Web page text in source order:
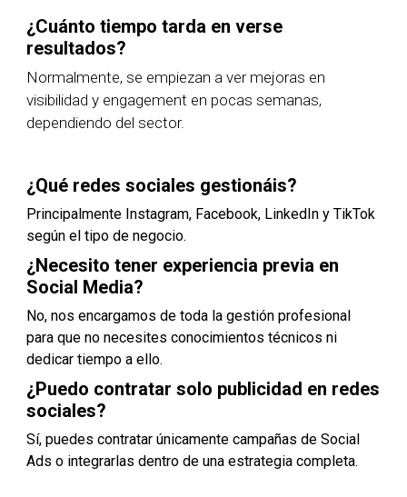
¿Cuánto tiempo tarda en verse
resultados?
Normalmente, se empiezan a ver mejoras en
visibilidad y engagement en pocas semanas,
dependiendo del sector.
¿Qué redes sociales gestionáis?
Principalmente Instagram, Facebook, LinkedIn y TikTok
según el tipo de negocio.
¿Necesito tener experiencia previa en
Social Media?
No, nos encargamos de toda la gestión profesional
para que no necesites conocimientos técnicos ni
dedicar tiempo a ello.
¿Puedo contratar solo publicidad en redes
sociales?
Sí, puedes contratar únicamente campañas de Social
Ads o integrarlas dentro de una estrategia completa.